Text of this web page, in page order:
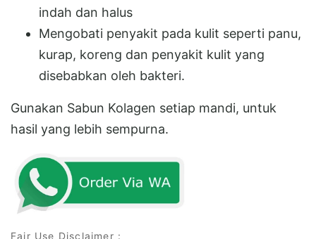
indah dan halus
Mengobati penyakit pada kulit seperti panu,
kurap, koreng dan penyakit kulit yang
disebabkan oleh bakteri.
Gunakan Sabun Kolagen setiap mandi, untuk
hasil yang lebih sempurna.
Fair Use Disclaimer :